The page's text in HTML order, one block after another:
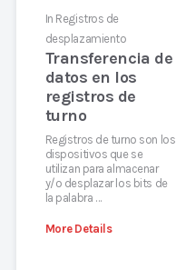
In Registros de
desplazamiento
Transferencia de
datos en los
registros de
turno
Registros de turno son los
dispositivos que se
utilizan para almacenar
y/o desplazar los bits de
la palabra …
More Details